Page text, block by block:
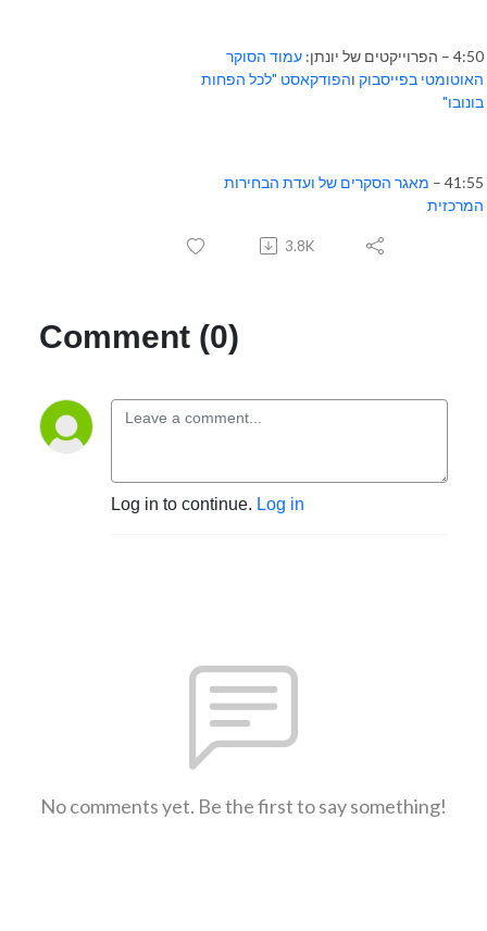
4:50 – הפרוייקטים של יונתן:
עמוד הסוקר
האוטומטי בפייסבוק והפודקאסט "לכל הפחות
בונובו"
41:55 –
מאגר הסקרים של ועדת הבחירות
המרכזית
3.8K
Comment (0)
Log in to continue. Log in
No comments yet. Be the first to say something!